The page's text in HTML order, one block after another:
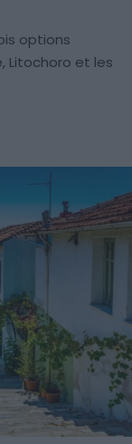
options
Litochoro et les